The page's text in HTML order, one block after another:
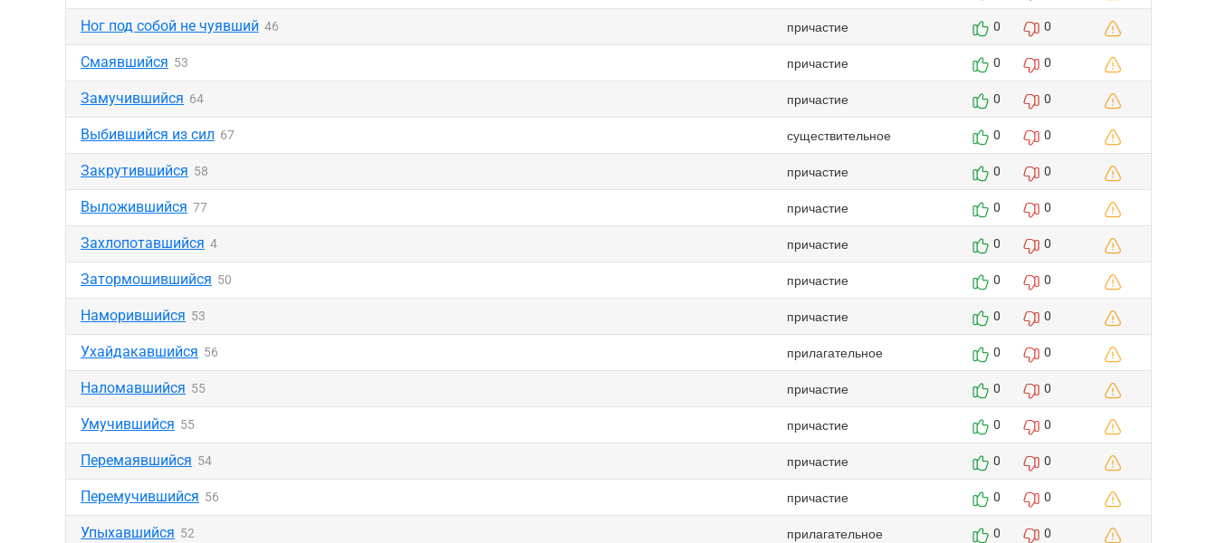
Ног под собой не чуявший 46 причастие 0 0
Смаявшийся 53 причастие 0 0
Замучившийся 64 причастие 0 0
Выбившийся из сил 67 существительное 0 0
Закрутившийся 58 причастие 0 0
Выложившийся 77 причастие 0 0
Захлопотавшийся 4 причастие 0 0
Затормошившийся 50 причастие 0 0
Наморившийся 53 причастие 0 0
Ухайдакавшийся 56 прилагательное 0 0
Наломавшийся 55 причастие 0 0
Умучившийся 55 причастие 0 0
Перемаявшийся 54 причастие 0 0
Перемучившийся 56 причастие 0 0
Упыхавшийся 52 прилагательное 0 0